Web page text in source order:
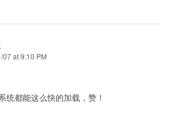
07 at 9:10 PM
统都能这么快的加载，赞！